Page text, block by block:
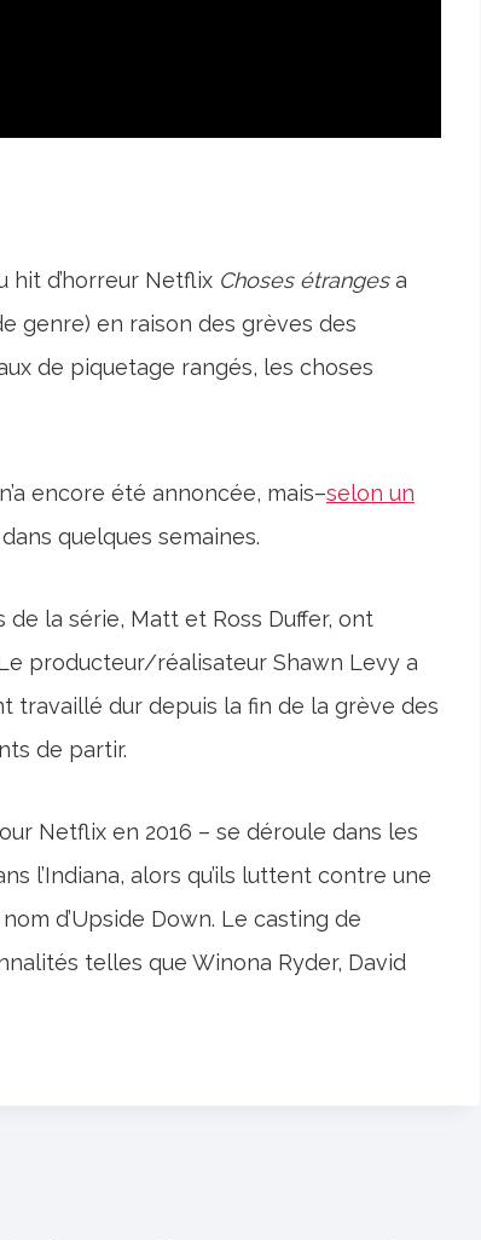
hit d’horreur Netflix Choses étrangesa
genre) en raison des grèves des
de piquetage rangés, les choses
encore été annoncée, mais–selon un
quelques semaines.
la série, Matt et Ross Duffer, ont
producteur/réalisateur Shawn Levy a
travaillé dur depuis la fin de la grève des
de partir.
Netflix en 2016 – se déroule dans les
l’Indiana, alors qu’ils luttent contre une
d’Upside Down. Le casting de
telles que Winona Ryder, David